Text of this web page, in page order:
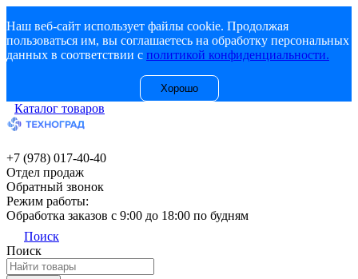
Наш веб-сайт использует файлы cookie. Продолжая
пользоваться им, вы соглашаетесь на обработку персональных
данных в соответствии с политикой конфиденциальности.
Хорошо
Каталог товаров
+7 (978) 017-40-40
Отдел продаж
Обратный звонок
Режим работы:
Обработка заказов с 9:00 до 18:00 по будням
Поиск
Поиск